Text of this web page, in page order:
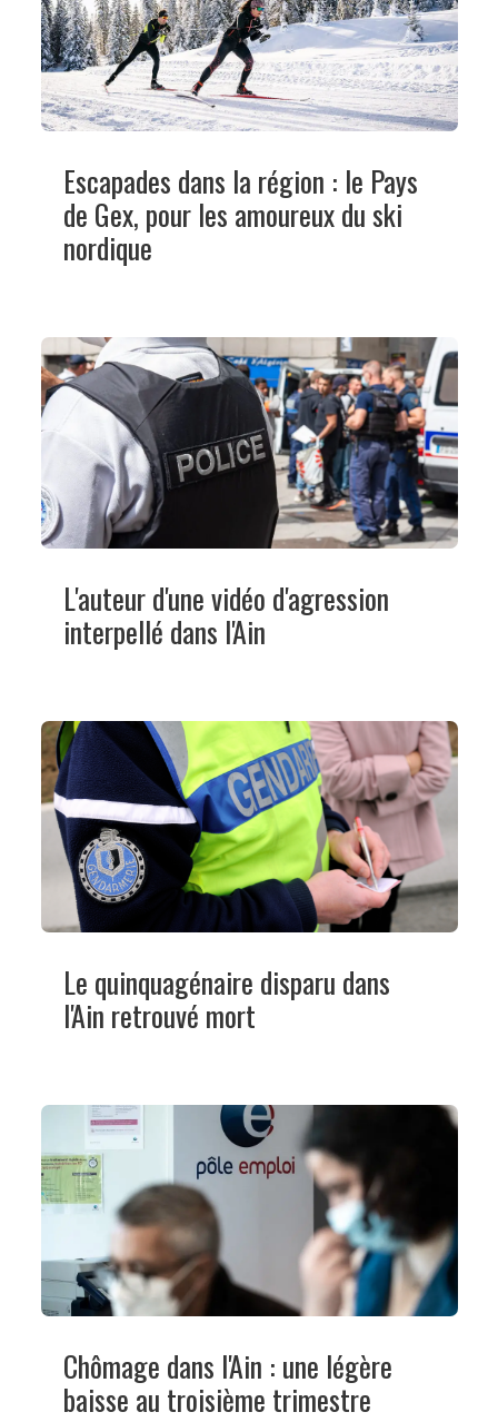
Escapades dans la région : le Pays
de Gex, pour les amoureux du ski
nordique
L'auteur d'une vidéo d'agression
interpellé dans l'Ain
Le quinquagénaire disparu dans
l'Ain retrouvé mort
Chômage dans l'Ain : une légère
baisse au troisième trimestre